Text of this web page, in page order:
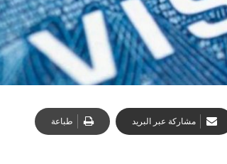
مشاركة عبر البريد طباعة